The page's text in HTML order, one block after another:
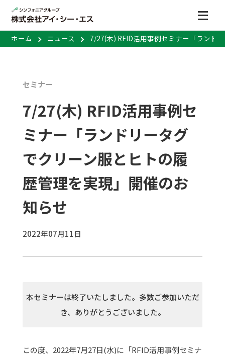
ホーム ニュース 7/27(木) RFID活用事例セミナー「ランド
セミナー
7/27(木) RFID活用事例セ
ミナー「ランドリータグ
でクリーン服とヒトの履
歴管理を実現」開催のお
知らせ
2022年07月11日
本セミナーは終了いたしました。多数ご参加いただ
き、ありがとうございました。
この度、2022年7月27日(水)に「RFID活用事例セミナ